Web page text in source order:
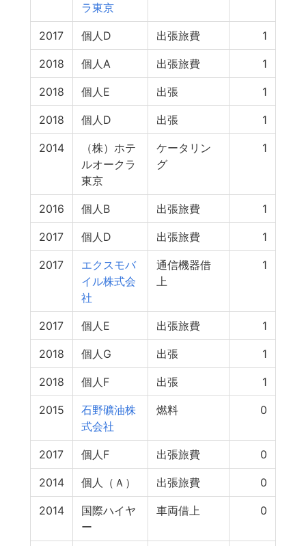
ラ東京
2017 個人D 出張旅費 1
2018 個人A 出張旅費 1
2018 個人E 出張 1
2018 個人D 出張 1
2014
（株）ホテ
ルオークラ
東京
ケータリン
グ
1
2016 個人B 出張旅費 1
2017 個人D 出張旅費 1
2017
エクスモバ
イル株式会
社
通信機器借
上
1
2017 個人E 出張旅費 1
2018 個人G 出張 1
2018 個人F 出張 1
2015
石野礦油株
式会社
燃料 0
2017 個人F 出張旅費 0
2014 個人（Ａ） 出張旅費 0
2014
国際ハイヤ
ー
車両借上 0